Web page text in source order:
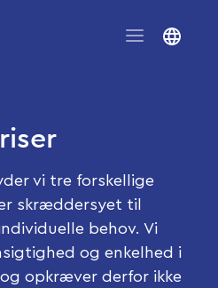
vi tre forskellige
skræddersyet til
behov. Vi
og enkelhed i
opkræver derfor ikke